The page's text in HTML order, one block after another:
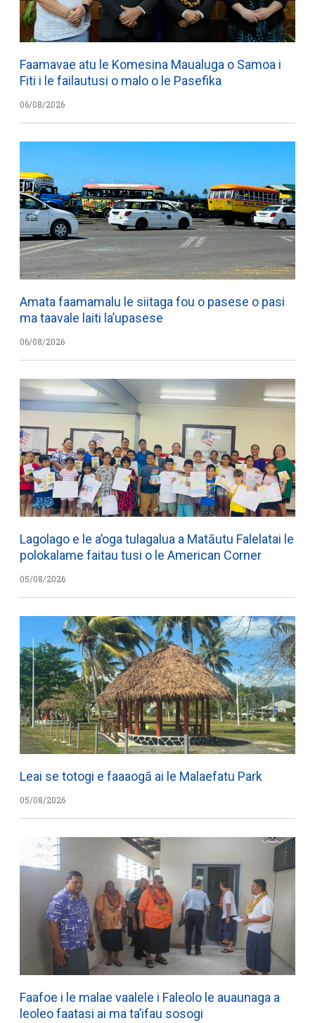
Faamavae atu le Komesina Maualuga o Samoa i
Fiti i le failautusi o malo o le Pasefika
06/08/2026
Amata faamamalu le siitaga fou o pasese o pasi
ma taavale laiti la’upasese
06/08/2026
Lagolago e le a’oga tulagalua a Matāutu Falelatai le
polokalame faitau tusi o le American Corner
05/08/2026
Leai se totogi e faaaogā ai le Malaefatu Park
05/08/2026
Faafoe i le malae vaalele i Faleolo le auaunaga a
leoleo faatasi ai ma ta’ifau sosogi